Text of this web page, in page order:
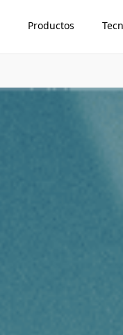
Productos